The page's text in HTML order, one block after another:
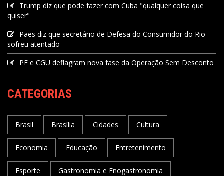
Trump diz que pode fazer com Cuba "qualquer coisa que
quiser"
Paes diz que secretário de Defesa do Consumidor do Rio
sofreu atentado
PF e CGU deflagram nova fase da Operação Sem Desconto
CATEGORIAS
Brasil Brasília Cidades Cultura
Economia Educação Entretenimento
Esporte Gastronomia e Enogastronomia